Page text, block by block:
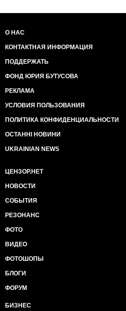
О НАС
КОНТАКТНАЯ ИНФОРМАЦИЯ
ПОДДЕРЖАТЬ
ФОНД ЮРИЯ БУТУСОВА
РЕКЛАМА
УСЛОВИЯ ПОЛЬЗОВАНИЯ
ПОЛИТИКА КОНФИДЕНЦИАЛЬНОСТИ
ОСТАННІ НОВИНИ
UKRAINIAN NEWS
ЦЕНЗОР.НЕТ
НОВОСТИ
СОБЫТИЯ
РЕЗОНАНС
ФОТО
ВИДЕО
ФОТОШОПЫ
БЛОГИ
ФОРУМ
БИЗНЕС